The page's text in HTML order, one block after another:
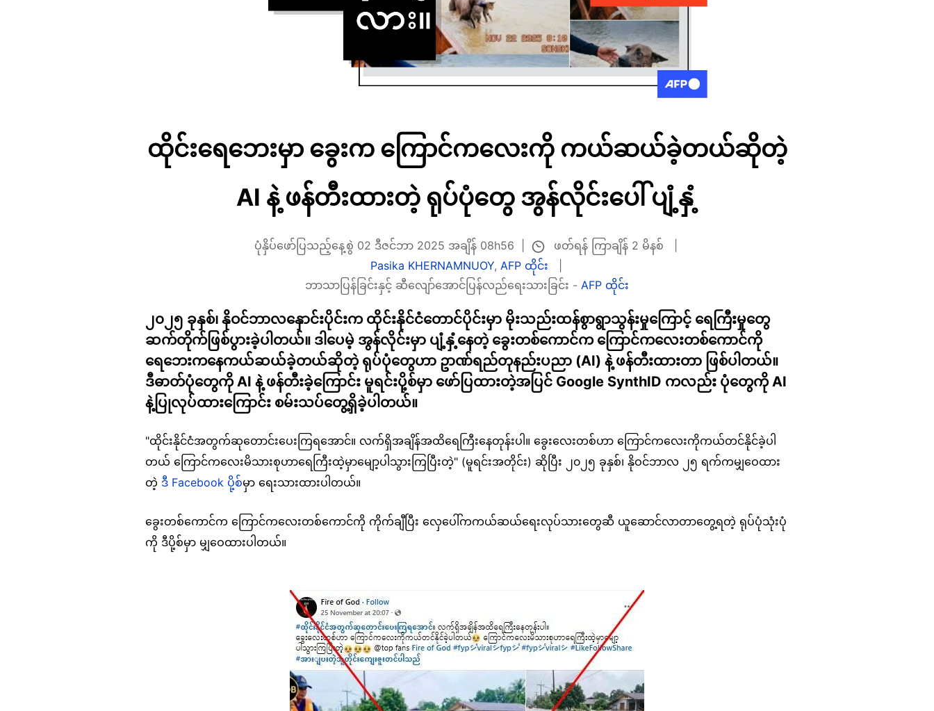
ထိုင်းရေဘေးမှာ ခွေးက ကြောင်ကလေးကို ကယ်ဆယ်ခဲ့တယ်ဆိုတဲ့
AI နဲ့ ဖန်တီးထားတဲ့ ရုပ်ပုံတွေ အွန်လိုင်းပေါ် ပျံ့နှံ့
ပုံနှိပ်ဖော်ပြသည့်နေ့စွဲ 02 ဒီဇင်ဘာ 2025 အချိန် 08h56
ဖတ်ရန် ကြာချိန် 2 မိနစ်
Pasika KHERNAMNUOY, AFP ထိုင်း
ဘာသာပြန်ခြင်းနှင့် ဆီလျော်အောင်ပြန်လည်ရေးသားခြင်း - AFP ထိုင်း
၂၀၂၅ ခုနှစ်၊ နိုဝင်ဘာလနှောင်းပိုင်းက ထိုင်းနိုင်ငံတောင်ပိုင်းမှာ မိုးသည်းထန်စွာရွာသွန်းမှုကြောင့် ရေကြီးမှုတွေ
ဆက်တိုက်ဖြစ်ပွားခဲ့ပါတယ်။ ဒါပေမဲ့ အွန်လိုင်းမှာ ပျံ့နှံ့နေတဲ့ ခွေးတစ်ကောင်က ကြောင်ကလေးတစ်ကောင်ကို
ရေဘေးကနေကယ်ဆယ်ခဲ့တယ်ဆိုတဲ့ ရုပ်ပုံတွေဟာ ဥာဏ်ရည်တုနည်းပညာ (AI) နဲ့ ဖန်တီးထားတာ ဖြစ်ပါတယ်။
ဒီဓာတ်ပုံတွေကို AI နဲ့ ဖန်တီးခဲ့ကြောင်း မူရင်းပို့စ်မှာ ဖော်ပြထားတဲ့အပြင် Google SynthID ကလည်း ပုံတွေကို AI
နဲ့ပြုလုပ်ထားကြောင်း စမ်းသပ်တွေ့ရှိခဲ့ပါတယ်။
"ထိုင်းနိုင်ငံအတွက်ဆုတောင်းပေးကြရအောင်။ လက်ရှိအချိန်အထိရေကြီးနေတုန်းပါ။ ခွေးလေးတစ်ဟာ ကြောင်ကလေးကိုကယ်တင်နိုင်ခဲ့ပါ
တယ် ကြောင်ကလေးမိသားစုဟာရေကြီးထဲ့မှာမျော့ပါသွားကြပြီးတဲ့" (မူရင်းအတိုင်း) ဆိုပြီး ၂၀၂၅ ခုနှစ်၊ နိုဝင်ဘာလ ၂၅ ရက်ကမျှဝေထား
တဲ့ ဒီ Facebook ပို့စ်မှာ ရေးသားထားပါတယ်။
ခွေးတစ်ကောင်က ကြောင်ကလေးတစ်ကောင်ကို ကိုက်ချီပြီး လှေပေါ်ကကယ်ဆယ်ရေးလုပ်သားတွေဆီ ယူဆောင်လာတာတွေ့ရတဲ့ ရုပ်ပုံသုံးပုံ
ကို ဒီပို့စ်မှာ မျှဝေထားပါတယ်။